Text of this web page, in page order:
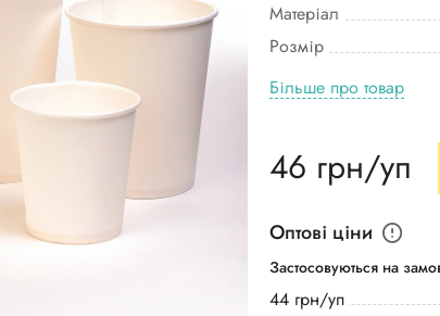
Матеріал
Розмір
Більше про товар
46 грн/уп
Оптові ціни
Застосовуються на
44 грн/уп